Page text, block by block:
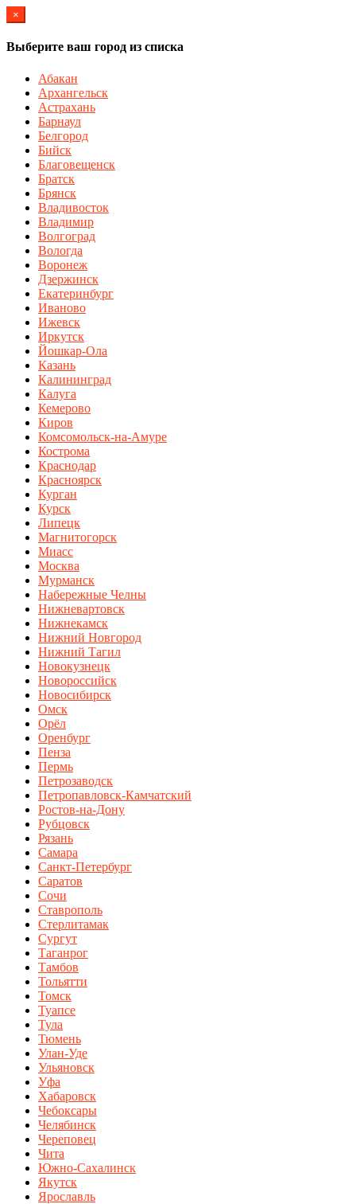
×
Выберите ваш город из списка
Абакан
Архангельск
Астрахань
Барнаул
Белгород
Бийск
Благовещенск
Братск
Брянск
Владивосток
Владимир
Волгоград
Вологда
Воронеж
Дзержинск
Екатеринбург
Иваново
Ижевск
Иркутск
Йошкар-Ола
Казань
Калининград
Калуга
Кемерово
Киров
Комсомольск-на-Амуре
Кострома
Краснодар
Красноярск
Курган
Курск
Липецк
Магнитогорск
Миасс
Москва
Мурманск
Набережные Челны
Нижневартовск
Нижнекамск
Нижний Новгород
Нижний Тагил
Новокузнецк
Новороссийск
Новосибирск
Омск
Орёл
Оренбург
Пенза
Пермь
Петрозаводск
Петропавловск-Камчатский
Ростов-на-Дону
Рубцовск
Рязань
Самара
Санкт-Петербург
Саратов
Сочи
Ставрополь
Стерлитамак
Сургут
Таганрог
Тамбов
Тольятти
Томск
Туапсе
Тула
Тюмень
Улан-Уде
Ульяновск
Уфа
Хабаровск
Чебоксары
Челябинск
Череповец
Чита
Южно-Сахалинск
Якутск
Ярославль